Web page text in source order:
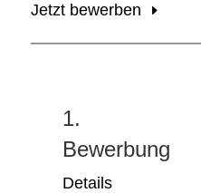
Jetzt bewerben
1.
Bewerbung
Details